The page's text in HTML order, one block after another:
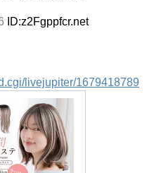
ID:z2Fgppfcr.net
livejupiter/1679418789